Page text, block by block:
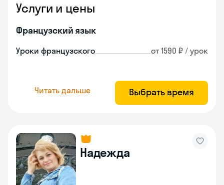
Услуги и цены
Французский язык
Уроки французского от 1590 ₽ / урок
Читать дальше Выбрать время
Надежда